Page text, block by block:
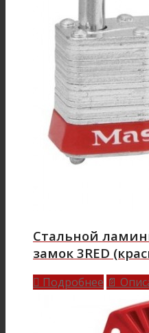
Стальной
замок 3RED
 Подробнее 📄